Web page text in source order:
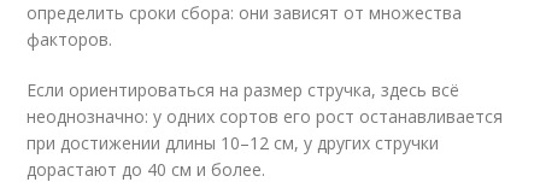
определить сроки сбора: они зависят от множества
факторов.
Если ориентироваться на размер стручка, здесь всё
неоднозначно: у одних сортов его рост останавливается
при достижении длины 10–12 см, у других стручки
дорастают до 40 см и более.